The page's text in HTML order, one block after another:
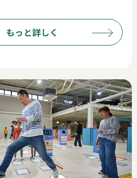
もっと詳しく